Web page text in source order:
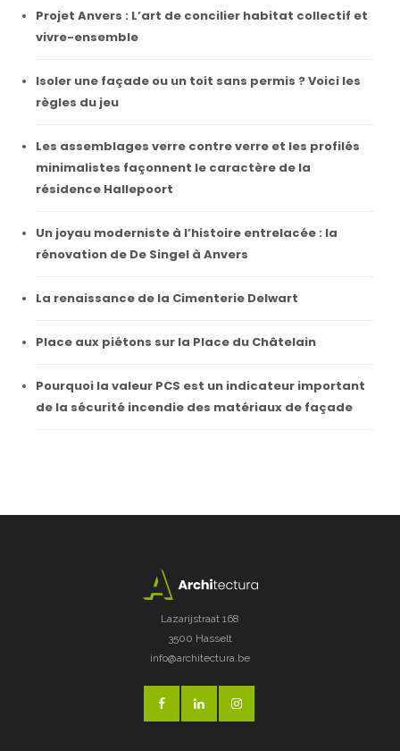
Projet Anvers : L’art de concilier habitat collectif et
vivre-ensemble
Isoler une façade ou un toit sans permis ? Voici les
règles du jeu
Les assemblages verre contre verre et les profilés
minimalistes façonnent le caractère de la
résidence Hallepoort
Un joyau moderniste à l’histoire entrelacée : la
rénovation de De Singel à Anvers
La renaissance de la Cimenterie Delwart
Place aux piétons sur la Place du Châtelain
Pourquoi la valeur PCS est un indicateur important
de la sécurité incendie des matériaux de façade
Lazarijstraat 168
3500 Hasselt
info@architectura.be